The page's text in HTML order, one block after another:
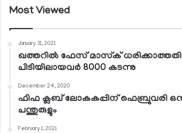
Most Viewed
January 31, 2021
ഖത്തറില്‍ ഫേസ് മാസ്‌ക്
പിടിയിലായവര്‍ 8000 കടന്നു
December 24, 2020
ഫിഫ ക്ലബ് ലോകകപ്പിന് ഫെബ്രുവരി
പന്തുരുളും
February 1, 2021